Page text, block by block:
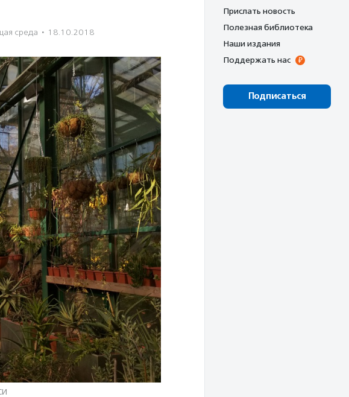
среда · 18.10.2018
Прислать новость
Полезная библиотека
Наши издания
Поддержать нас
Подписаться